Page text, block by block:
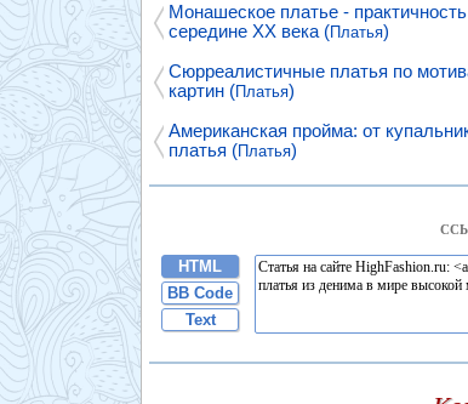
Монашеское платье -
середине XX века ( Платья)
Сюрреалистичные платья по
картин ( Платья)
Американская пройма: от
платья ( Платья)
HTML
BB Code
Text